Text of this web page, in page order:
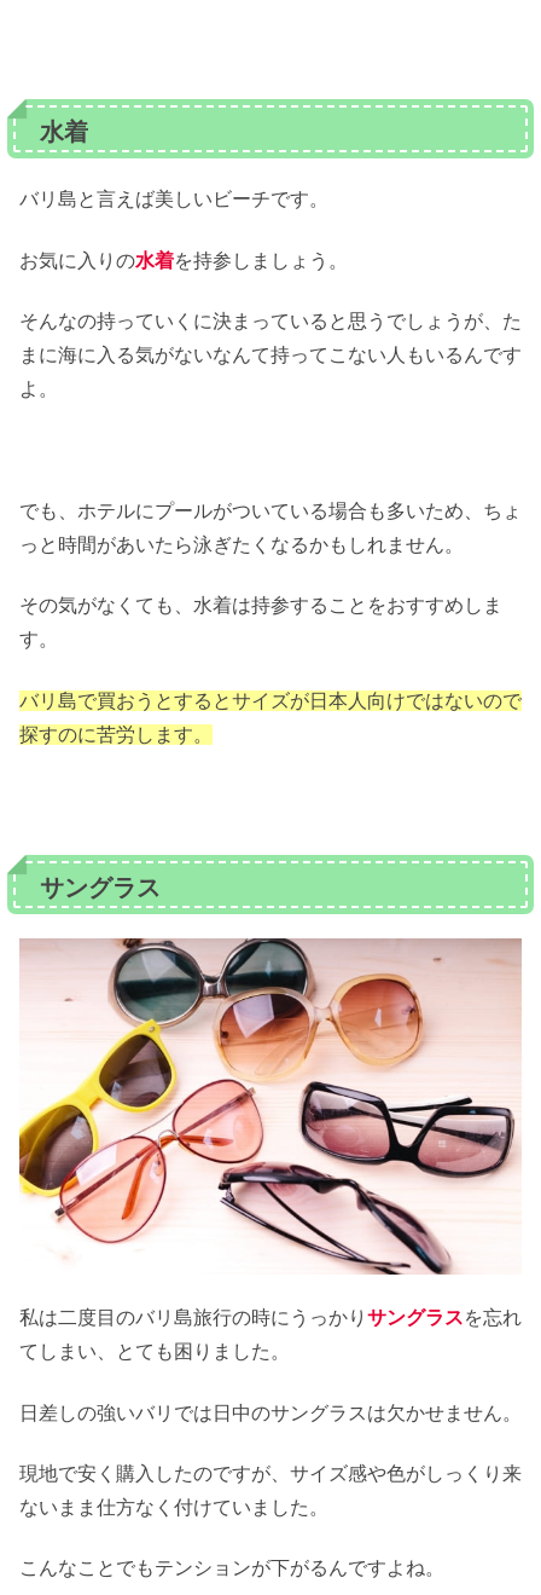
水着
バリ島と言えば美しいビーチです。
お気に入りの水着を持参しましょう。
そんなの持っていくに決まっていると思うでしょうが、た
まに海に入る気がないなんて持ってこない人もいるんです
よ。
でも、ホテルにプールがついている場合も多いため、ちょ
っと時間があいたら泳ぎたくなるかもしれません。
その気がなくても、水着は持参することをおすすめしま
す。
バリ島で買おうとするとサイズが日本人向けではないので
探すのに苦労します。
サングラス
私は二度目のバリ島旅行の時にうっかり サングラスを忘れ
てしまい、とても困りました。
日差しの強いバリでは日中のサングラスは欠かせません。
現地で安く購入したのですが、サイズ感や色がしっくり来
ないまま仕方なく付けていました。
こんなことでもテンションが下がるんですよね。